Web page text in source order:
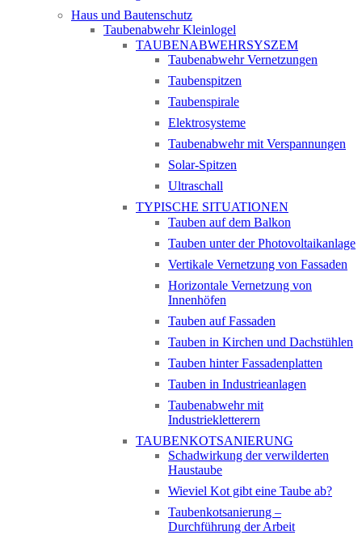
Haus und Bautenschutz
Taubenabwehr Kleinlogel
TAUBENABWEHRSYSZEM
Taubenabwehr Vernetzungen
Taubenspitzen
Taubenspirale
Elektrosysteme
Taubenabwehr mit Verspannungen
Solar-Spitzen
Ultraschall
TYPISCHE SITUATIONEN
Tauben auf dem Balkon
Tauben unter der Photovoltaikanlage
Vertikale Vernetzung von Fassaden
Horizontale Vernetzung von
Innenhöfen
Tauben auf Fassaden
Tauben in Kirchen und Dachstühlen
Tauben hinter Fassadenplatten
Tauben in Industrieanlagen
Taubenabwehr mit
Industriekletterern
TAUBENKOTSANIERUNG
Schadwirkung der verwilderten
Haustaube
Wieviel Kot gibt eine Taube ab?
Taubenkotsanierung –
Durchführung der Arbeit